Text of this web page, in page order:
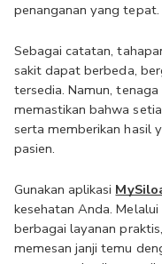
penanganan yang tepat.
Sebagai catatan,
sakit dapat berbeda,
tersedia. Namun,
memastikan bahwa
serta memberikan hasil
pasien.
Gunakan aplikasi
kesehatan Anda.
berbagai layanan
memesan janji temu